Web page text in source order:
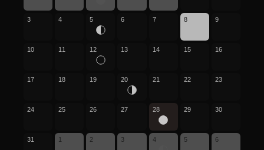
3 4 5 6 7 8 9
10 11 12 13 14 15 16
17 18 19 20 21 22 23
24 25 26 27 28 29 30
31 1 2 3 4 5 6